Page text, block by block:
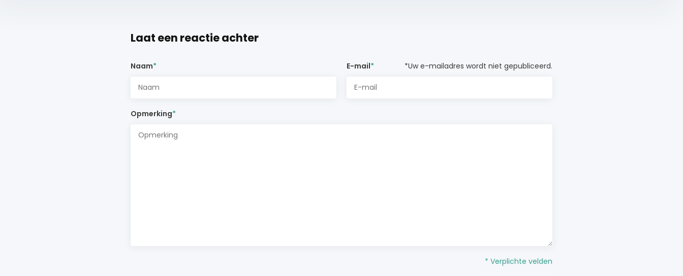
Laat een reactie achter
Naam* E-mail* *Uw e-mailadres wordt niet gepubliceerd.
Opmerking*
* Verplichte velden